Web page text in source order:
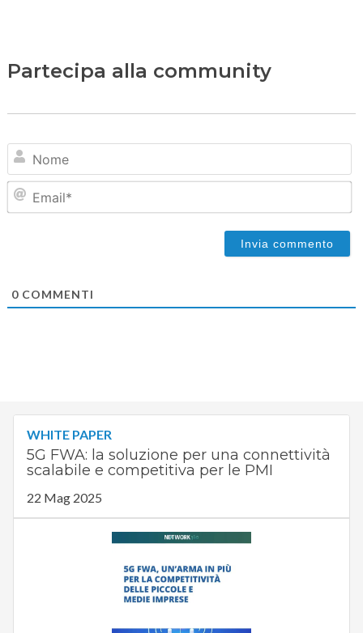
Partecipa alla community
0COMMENTI
WHITE PAPER
5G FWA: la soluzione per una connettività
scalabile e competitiva per le PMI
22 Mag 2025